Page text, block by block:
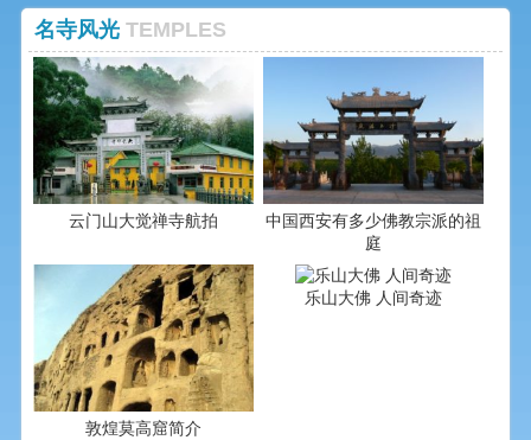
名寺风光TEMPLES
云门山大觉禅寺航拍
中国西安有多少佛教宗派的祖
庭
敦煌莫高窟简介
乐山大佛 人间奇迹